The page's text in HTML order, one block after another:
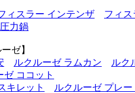
ィスラー インテンザ
フィ
力鍋
ゼ】
ルクルーゼ ラムカン
ルク
ゼ ココット
キレット
ルクルーゼ プレ